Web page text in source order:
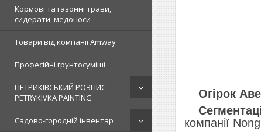
Кормові та газонні трави,
сидерати, медоноси
Товари від компанії Amway
Професійні ґрунтосуміші
ПЕТРИКІВСЬКИЙ РОЗПИС —
PETRYKIVKA PAINTING
Садово-городній інвентар
Огірок
компанії